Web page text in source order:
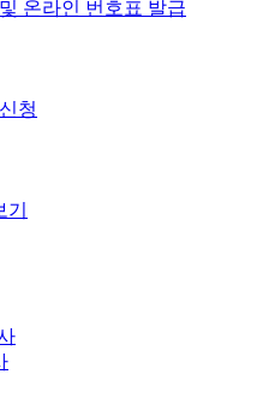
온라인 번호표 발급
청